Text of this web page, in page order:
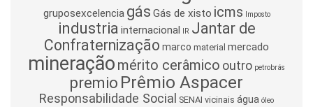
gruposexcelencia gás Gás de xisto icms Imposto
industria internacional IR Jantar de
Confraternização marco material mercado
mineração mérito cerâmico outro petrobrás
premio Prêmio Aspacer
Responsabilidade Social SENAI vicinais água óleo